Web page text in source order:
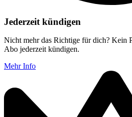
Jederzeit kündigen
Nicht mehr das Richtige für dich? Kein
Abo jederzeit kündigen.
Mehr Info